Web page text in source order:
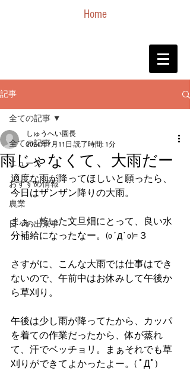
Home
記事
全ての記事
ニュース
おすすめ情報
農業
日々の出来事
全ての記事
雨じゃなくて、大雨だー
しゅうへい園長
2024年7月11日 読了時間: 1分
適度な雨が降ってほしいと願ったら、
今日はザンザン降りの大雨。
まぁ、乾いた文旦畑にとって、良い水
分補給になったなー。(o´д`o)=３
さすがに、こんな大雨では仕事はでき
ないので、午前中はお休みして午後か
ら草刈り。
午後は少し雨が降ってたから、カッパ
を着ての作業だったから、体が蒸れ
て、汗でベッチョリ。まぁそれでも草
刈りができてよかったよー。( ﾟДﾟ)